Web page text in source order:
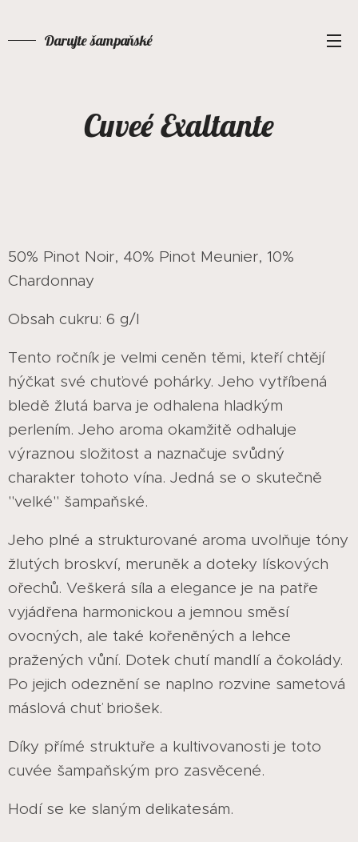
Darujte šampaňské
Cuveé Exaltante
50% Pinot Noir, 40% Pinot Meunier, 10%
Chardonnay
Obsah cukru: 6 g/l
Tento ročník je velmi ceněn těmi, kteří chtějí
hýčkat své chuťové pohárky. Jeho vytříbená
bledě žlutá barva je odhalena hladkým
perlením. Jeho aroma okamžitě odhaluje
výraznou složitost a naznačuje svůdný
charakter tohoto vína. Jedná se o skutečně
"velké" šampaňské.
Jeho plné a strukturované aroma uvolňuje tóny
žlutých broskví, meruněk a doteky lískových
ořechů. Veškerá síla a elegance je na patře
vyjádřena harmonickou a jemnou směsí
ovocných, ale také kořeněných a lehce
pražených vůní. Dotek chutí mandlí a čokolády.
Po jejich odeznění se naplno rozvine sametová
máslová chuť briošek.
Díky přímé struktuře a kultivovanosti je toto
cuvée šampaňským pro zasvěcené.
Hodí se ke slaným delikatesám.